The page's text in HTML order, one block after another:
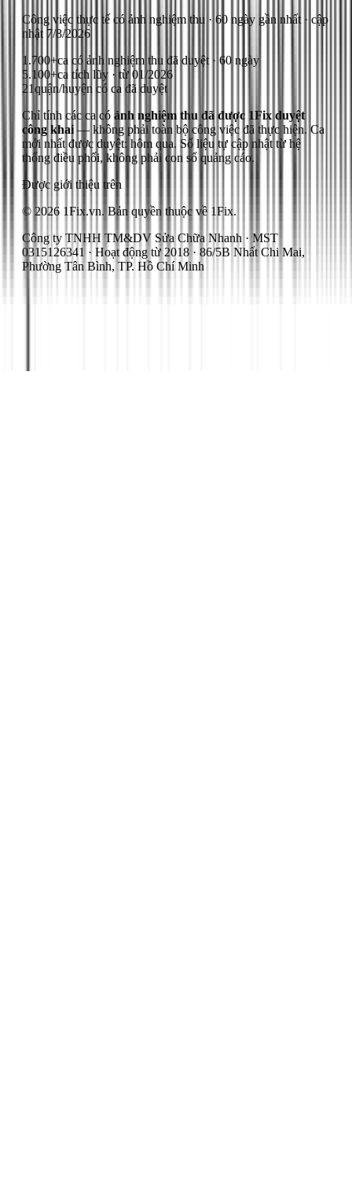
Công việc thực tế có ảnh nghiệm thu · 60 ngày gần nhất · cập
nhật 7/8/2026
1.700+ca có ảnh nghiệm thu đã duyệt · 60 ngày
5.100+ca tích lũy · từ 01/2026
21quận/huyện có ca đã duyệt
Chỉ tính các ca có ảnh nghiệm thu đã được 1Fix duyệt
công khai — không phải toàn bộ công việc đã thực hiện. Ca
mới nhất được duyệt: hôm qua. Số liệu tự cập nhật từ hệ
thống điều phối, không phải con số quảng cáo.
Được giới thiệu trên
© 2026 1Fix.vn. Bản quyền thuộc về 1Fix.
Công ty TNHH TM&DV Sửa Chữa Nhanh · MST
0315126341 · Hoạt động từ 2018 · 86/5B Nhất Chi Mai,
Phường Tân Bình, TP. Hồ Chí Minh